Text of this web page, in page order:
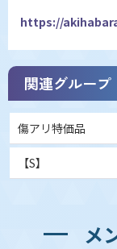
https://
関連グループ
傷アリ特価品
【S】
メ